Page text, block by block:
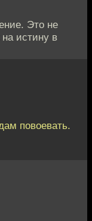
Это не
истину в
повоевать.